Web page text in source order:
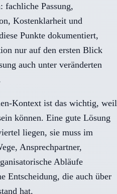
fachliche Passung,
Kostenklarheit und
Punkte dokumentiert,
nur auf den ersten Blick
auch unter veränderten
Kontext ist das wichtig, weil
können. Eine gute Lösung
liegen, sie muss im
Ansprechpartner,
Abläufe
Entscheidung, die auch über
hat.